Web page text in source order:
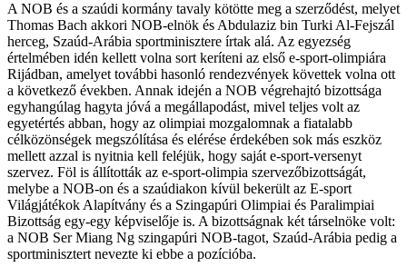
A NOB és a szaúdi kormány tavaly kötötte meg a szerződést, melyet
Thomas Bach akkori NOB-elnök és Abdulaziz bin Turki Al-Fejszál
herceg, Szaúd-Arábia sportminisztere írtak alá. Az egyezség
értelmében idén kellett volna sort keríteni az első e-sport-olimpiára
Rijádban, amelyet további hasonló rendezvények követtek volna ott
a következő években. Annak idején a NOB végrehajtó bizottsága
egyhangúlag hagyta jóvá a megállapodást, mivel teljes volt az
egyetértés abban, hogy az olimpiai mozgalomnak a fiatalabb
célközönségek megszólítása és elérése érdekében sok más eszköz
mellett azzal is nyitnia kell feléjük, hogy saját e-sport-versenyt
szervez. Föl is állították az e-sport-olimpia szervezőbizottságát,
melybe a NOB-on és a szaúdiakon kívül bekerült az E-sport
Világjátékok Alapítvány és a Szingapúri Olimpiai és Paralimpiai
Bizottság egy-egy képviselője is. A bizottságnak két társelnöke volt:
a NOB Ser Miang Ng szingapúri NOB-tagot, Szaúd-Arábia pedig a
sportminisztert nevezte ki ebbe a pozícióba.